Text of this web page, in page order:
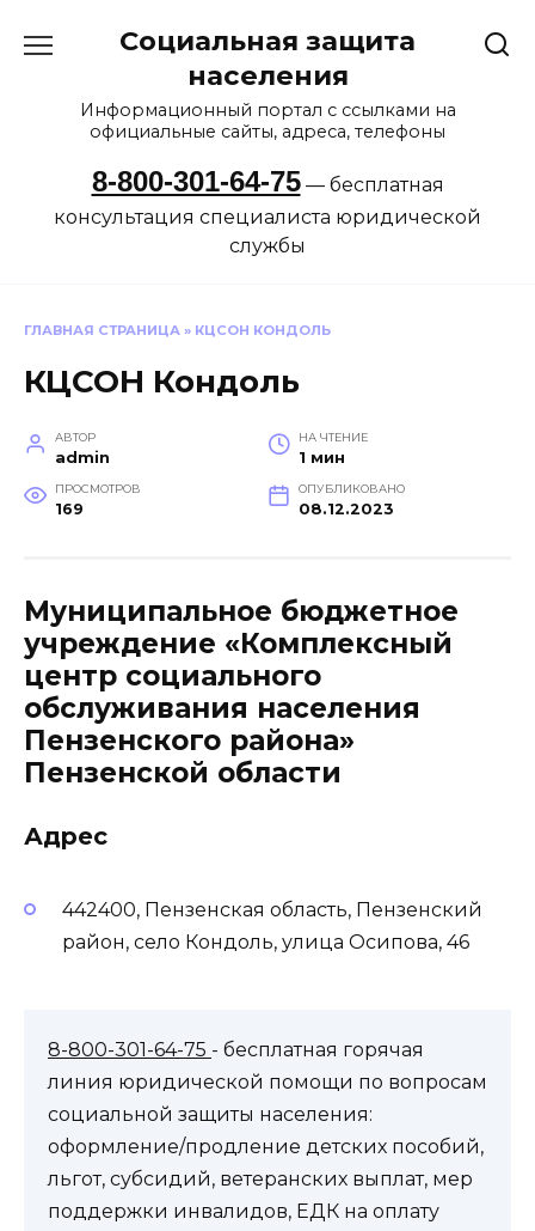
Социальная защита
населения
Информационный портал с ссылками на
официальные сайты, адреса, телефоны
8-800-301-64-75— бесплатная
консультация специалиста юридической
службы
ГЛАВНАЯ СТРАНИЦА » КЦСОН КОНДОЛЬ
КЦСОН Кондоль
АВТОР
admin
НА ЧТЕНИЕ
1 мин
ПРОСМОТРОВ
169
ОПУБЛИКОВАНО
08.12.2023
Муниципальное бюджетное
учреждение «Комплексный
центр социального
обслуживания населения
Пензенского района»
Пензенской области
Адрес
442400, Пензенская область, Пензенский
район, село Кондоль, улица Осипова, 46
8-800-301-64-75 - бесплатная горячая
линия юридической помощи по вопросам
социальной защиты населения:
оформление/продление детских пособий,
льгот, субсидий, ветеранских выплат, мер
поддержки инвалидов, ЕДК на оплату